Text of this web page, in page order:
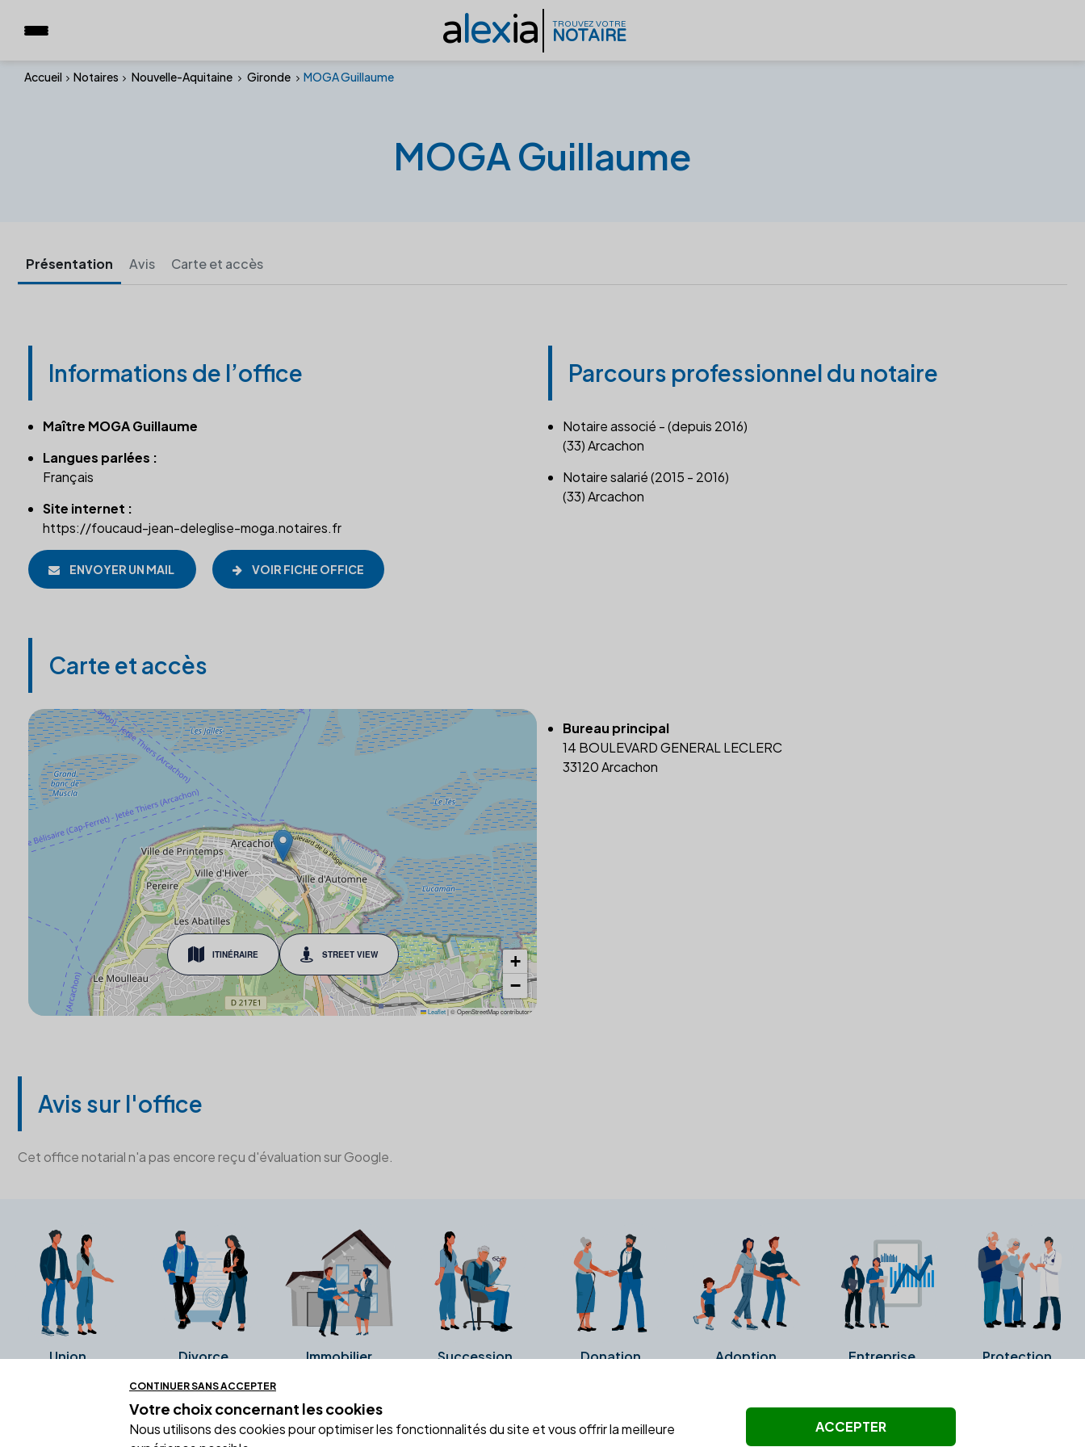
alexia TROUVEZ VOTRE
NOTAIRE
Accueil Notaires Nouvelle-Aquitaine Gironde MOGA Guillaume
MOGA Guillaume
Présentation Avis Carte et accès
Informations de l’office
Maître MOGA Guillaume
Langues parlées :
Français
Site internet :
https://foucaud-jean-deleglise-moga.notaires.fr
ENVOYER UN MAIL VOIR FICHE OFFICE
Parcours professionnel du notaire
Notaire associé - (depuis 2016)
(33) Arcachon
Notaire salarié (2015 - 2016)
(33) Arcachon
Carte et accès
ITINÉRAIRE STREET VIEW
+
−
Leaflet |© OpenStreetMap contributors
Bureau principal
14 BOULEVARD GENERAL LECLERC
33120 Arcachon
Avis sur l'office
Cet office notarial n'a pas encore reçu d'évaluation sur Google.
Union Divorce Immobilier Succession Donation Adoption Entreprise Protection
Ces avis proviennent directement de la fiche Google Business de l'office notarial. Ils n'ont ni été collectés ni été vérifiés par Alexia.fr.
CONTINUER SANS ACCEPTER
Votre choix concernant les cookies
Nous utilisons des cookies pour optimiser les fonctionnalités du site et vous offrir la meilleure
ACCEPTER